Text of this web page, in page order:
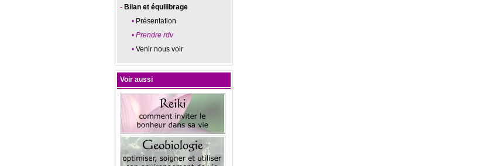
Bilan et équilibrage
Présentation
Prendre rdv
Venir nous voir
Voir aussi